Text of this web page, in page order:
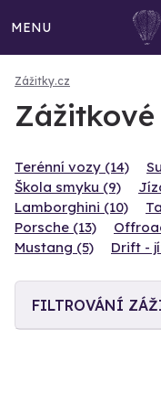
MENU
Zážitky.cz
Terénní vozy (14)
Škola smyku (9)
Lamborghini (10)
Porsche (13)
Mustang (5)
Drift -
FILTROVÁNÍ